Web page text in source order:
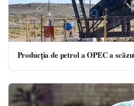
Producţia de petrol a OPEC a